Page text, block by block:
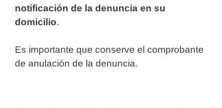
notificación de la denuncia en su
domicilio.
Es importante que conserve el comprobante
de anulación de la denuncia.